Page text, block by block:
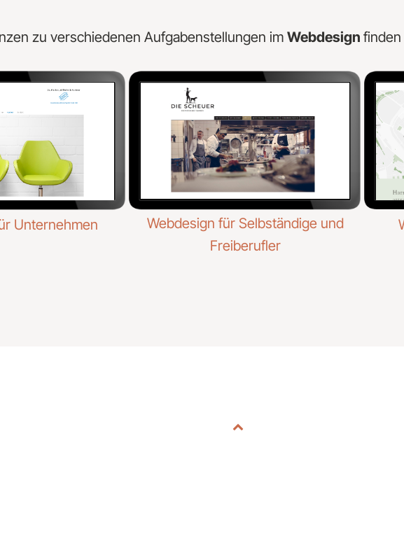
zu verschiedenen Aufgabenstellungen im Webdesign finden
Unternehmen
Webdesign für Selbständige und
Freiberufler